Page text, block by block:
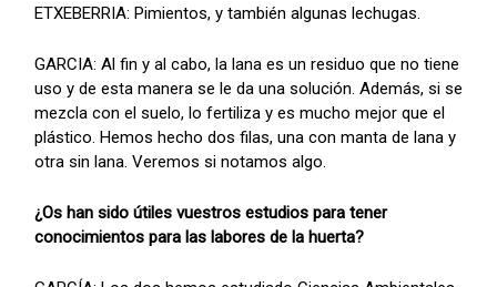
ETXEBERRIA: Pimientos, y también algunas lechugas.
GARCIA: Al fin y al cabo, la lana es un residuo que no tiene
uso y de esta manera se le da una solución. Además, si se
mezcla con el suelo, lo fertiliza y es mucho mejor que el
plástico. Hemos hecho dos filas, una con manta de lana y
otra sin lana. Veremos si notamos algo.
¿Os han sido útiles vuestros estudios para tener
conocimientos para las labores de la huerta?